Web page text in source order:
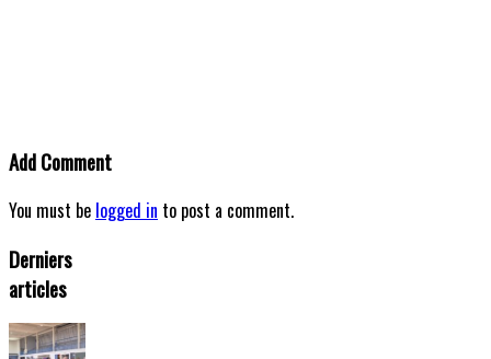
Add Comment
You must be logged in to post a comment.
Derniers
articles